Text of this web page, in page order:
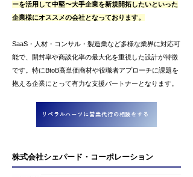
ーを活用して中堅〜大手企業を新規開拓したいといった
企業様にオススメの会社となっております。
SaaS・人材・コンサル・製造業など多様な業界に対応可
能で、開封率や商談化率の最大化を重視した設計が特徴
です。特にBtoB高単価商材や役職者アプローチに課題を
抱える企業にとって有力な支援パートナーとなります。
リベラルハーツに営業代行の相談をする
株式会社シェパード・コーポレーション